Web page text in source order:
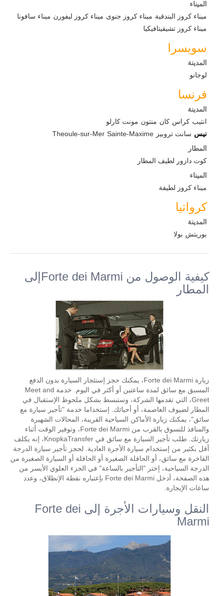
الميناء
ميناء كروز البندقية ميناء كروز جنوى ميناء كروز ليفورن ميناء سافونا
ميناء كروز تشيفيتافيكيا
سويسرا
المدينة
لوجانو
فرنسا
المدينة
انتيب كراس كان منتون مونت كارلو
نيس سانت تروبيز Sainte-Maxime
Theoule-sur-Mer
المطار
كوت دازور لطيف المطار
الميناء
ميناء كروز لطيفة
كرواتيا
المدينة
بوريتش بولا
كيفية الوصول من Forte dei Marmiإلى
المطار
زيارة Forte dei Marmi، يمكنك حجز إستئجار السيارة بدون الدفع
المسبق مع سائق لمدة ساعتين أو أكثر في اليوم. خدمة Meet and
Greet، التي تقدمها الشركة، وستبسط بشكل ملحوظ الإستقبال في
المطار لضيوف العاصمة، أو أحبائك. إستخداما خدمة "تأجير سيارة مع
سائق"، يمكنك زيارة الأماكن السياحية القريبة، المحالات الشهيرة
والمنافذ للتسوق بالقرب من Forte dei Marmi، وتوفير الوقت أثناء
زيارتك. طلب تأجير السيارة مع سائق في KnopkaTransfer، إنه يكلف
أقل بكثير من إستخدام سيارة الأجرة العادية. لحجز تأجير سيارة الدرجة
الفاخرة مع سائق، أو الحافلة الصغيرة أو الحافلة أو السيارة الصغيرة من
الدرجة السياحية، إختر "التأجير بالساعة" في الجزء العلوي الأيسر من
هذه الصفحة، أدخل Forte dei Marmi بإعتباره نقطة الإنطلاق، وعدد
ساعات الإيجارة.
النقل وسيارات الأجرة إلى Forte dei
Marmi